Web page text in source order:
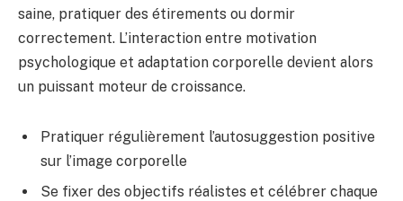
saine, pratiquer des étirements ou dormir
correctement. L’interaction entre motivation
psychologique et adaptation corporelle devient alors
un puissant moteur de croissance.
Pratiquer régulièrement l’autosuggestion positive
sur l’image corporelle
Se fixer des objectifs réalistes et célébrer chaque